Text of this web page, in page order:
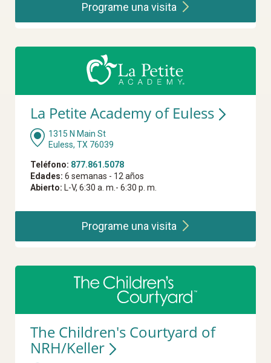
Programe unavisita
La Petite Academy of Euless
1315 N Main St
Euless, TX 76039
Teléfono: 877.861.5078
Edades: 6 semanas - 12 años
Abierto: L-V, 6:30 a. m.- 6:30 p. m.
Programe unavisita
The Children's Courtyard of
NRH/Keller